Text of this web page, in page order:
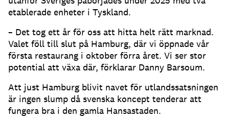
etablerade enheter i Tyskland.
– Det tog ett år för oss att hitta helt rätt marknad.
Valet föll till slut på Hamburg, där vi öppnade vår
första restaurang i oktober förra året. Vi ser stor
potential att växa där, förklarar Danny Barsoum.
Att just Hamburg blivit navet för utlandssatsningen
är ingen slump då svenska koncept tenderar att
fungera bra i den gamla Hansastaden.